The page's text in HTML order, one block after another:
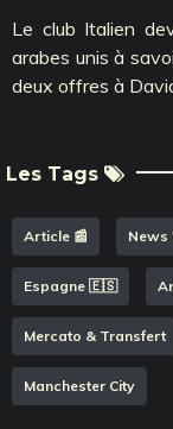
Le club Italien
arabes unis à
deux offres à
Les Tags
Article 📰
Espagne 🇪🇸
Mercato & Transfert
Manchester City